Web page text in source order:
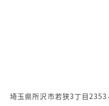
埼玉県所沢市若狭3丁目